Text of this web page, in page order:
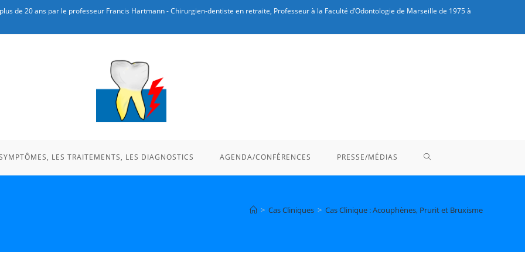
de 20 ans par le professeur Francis Hartmann - Chirurgien-dentiste en retraite, Professeur à la Faculté d’Odontologie de Marseille de 1975 à
LES TRAITEMENTS, LES DIAGNOSTICS AGENDA/CONFÉRENCES PRESSE/MÉDIAS TOGGLE
> Cas Cliniques > Cas Clinique : Acouphènes, Prurit et Bruxisme